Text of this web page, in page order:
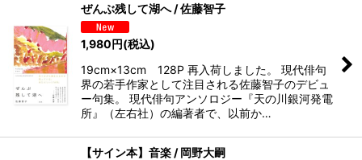
ぜんぶ残して湖へ / 佐藤智子
1,980円(税込)
19cm×13cm 128P 再入荷しました。 現代俳句
界の若手作家として注目される佐藤智子のデビュ
ー句集。 現代俳句アンソロジー『天の川銀河発電
所』（左右社）の編著者で、以前か…
【サイン本】音楽 / 岡野大嗣